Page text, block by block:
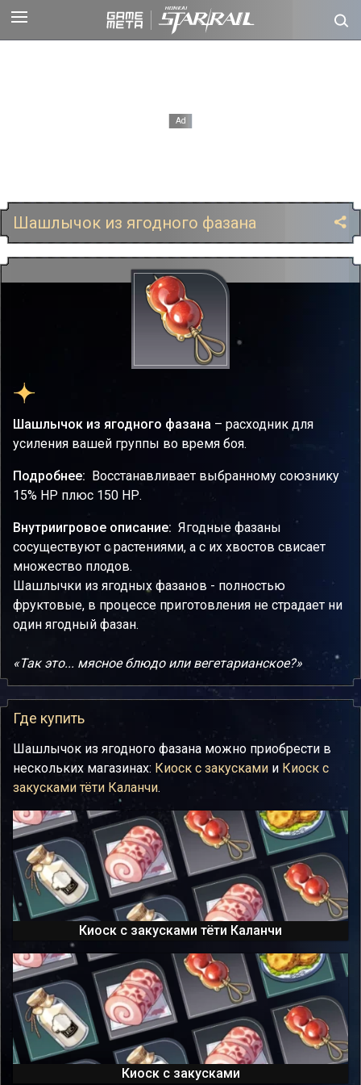
Шашлычок из ягодного фазана
Шашлычок из ягодного фазана – расходник для
усиления вашей группы во время боя.
Подробнее: Восстанавливает выбранному союзнику
15% НР плюс 150 НР.
Внутриигровое описание: Ягодные фазаны
сосуществуют с растениями, а с их хвостов свисает
множество плодов.
Шашлычки из ягодных фазанов - полностью
фруктовые, в процессе приготовления не страдает ни
один ягодный фазан.
«Так это... мясное блюдо или вегетарианское?»
Где купить
Шашлычок из ягодного фазана можно приобрести в
нескольких магазинах: Киоск с закусками и Киоск с
закусками тёти Каланчи.
Киоск с закусками тёти Каланчи
Киоск с закусками